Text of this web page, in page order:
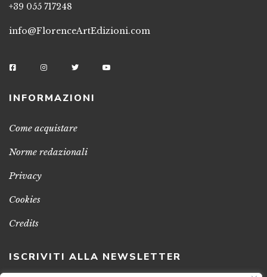
+39 055 717248
info@FlorenceArtEdizioni.com
INFORMAZIONI
Come acquistare
Norme redazionali
Privacy
Cookies
Credits
ISCRIVITI ALLA NEWSLETTER